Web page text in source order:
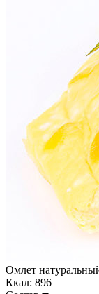
Омлет
Ккал: 896